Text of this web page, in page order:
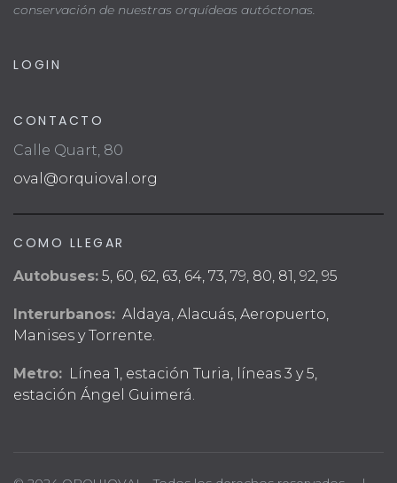
conservación de nuestras orquídeas autóctonas.
LOGIN
CONTACTO
Calle Quart, 80
oval@orquioval.org
COMO LLEGAR
Autobuses: 5, 60, 62, 63, 64, 73, 79, 80, 81, 92, 95
Interurbanos: Aldaya, Alacuás, Aeropuerto,
Manises y Torrente.
Metro: Línea 1, estación Turia, líneas 3 y 5,
estación Ángel Guimerá.